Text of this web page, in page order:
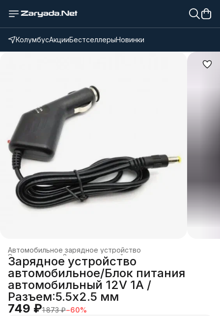
КолумбусАкцииБестселлерыНовинки
Автомобильное зарядное устройство
Зарядные устройства и док-станции
Электроника
Главная ›
Зарядное устройство
автомобильное/Блок питания
автомобильный 12V 1A /
Разъем:5.5x2.5 мм
749 ₽1 873 ₽−60%